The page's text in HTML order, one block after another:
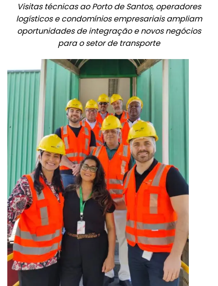
Visitas técnicas ao Porto de Santos, operadores
logísticos e condomínios empresariais ampliam
oportunidades de integração e novos negócios
para o setor de transporte